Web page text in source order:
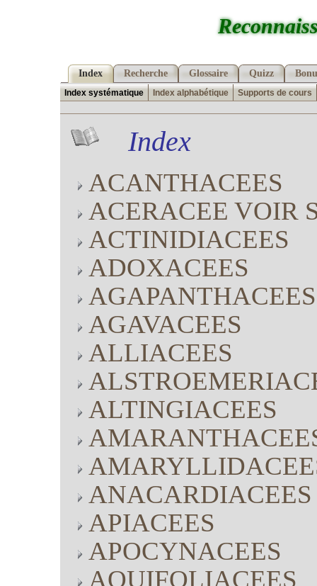
Index Recherche Glossaire Quizz
Index systématique Index alphabétique Supports de cours
Index
ACANTHACEES
ACERACEE VOIR
ACTINIDIACEES
ADOXACEES
AGAPANTHACEES
AGAVACEES
ALLIACEES
ALTINGIACEES
ANACARDIACEES
APIACEES
APOCYNACEES
AQUIFOLIACEES